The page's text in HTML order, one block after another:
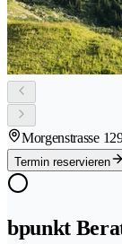
Morgenstrasse
Termin reservieren
bpunkt